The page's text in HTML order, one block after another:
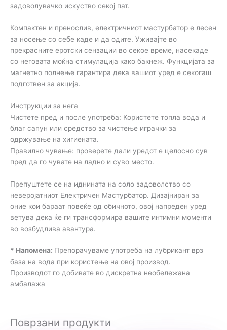
задоволувачко искуство секој пат.
Компактен и пренослив, електричниот мастурбатор е лесен
за носење со себе каде и да одите. Уживајте во
прекрасните еротски сензации во секое време, насекаде
со неговата моќна стимулација како бакнеж. Функцијата за
магнетно полнење гарантира дека вашиот уред е секогаш
подготвен за акција.
Инструкции за нега
Чистете пред и после употреба: Користете топла вода и
благ сапун или средство за чистење играчки за
одржување на хигиената.
Правилно чување: проверете дали уредот е целосно сув
пред да го чувате на ладно и суво место.
Препуштете се на иднината на соло задоволство со
неверојатниот Електричен Мастурбатор. Дизајниран за
оние кои бараат повеќе од обичното, овој напреден уред
ветува дека ќе ги трансформира вашите интимни моменти
во возбудлива авантура.
* Напомена: Препорачуваме употреба на лубрикант врз
база на вода при користење на овој производ.
Производот го добивате во дискретна необележана
амбалажа
Поврзани продукти